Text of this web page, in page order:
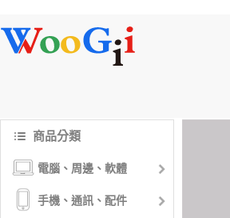
商品分類
電腦、周邊、軟體
手機、通訊、配件